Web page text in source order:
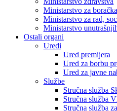
Ministarstvo za
Ministarstvo za rad,
Ministarstvo
Ostali organi
Uredi
Ured premijera
Ured za borbu
Ured za javne
Službe
Stručna služba
Stručna služba
Stručna služba